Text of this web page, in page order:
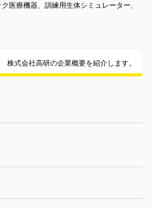
医療機器、訓練用生体シミュレーター、
株式会社高研の企業概要を紹介します。